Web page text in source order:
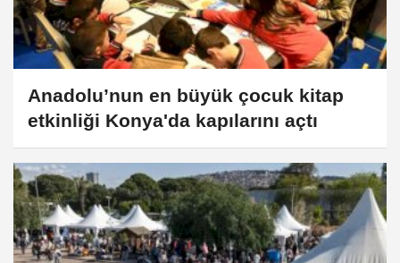
Anadolu’nun en büyük çocuk kitap
etkinliği Konya'da kapılarını açtı